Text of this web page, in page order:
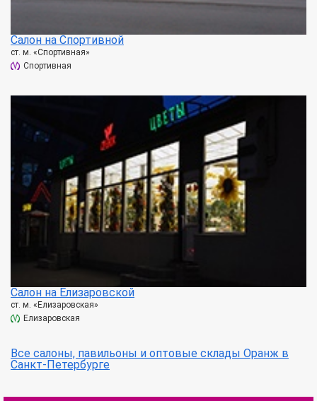
Салон на Спортивной
ст. м. «Спортивная»
Спортивная
Салон на Елизаровской
ст. м. «Елизаровская»
Елизаровская
Все салоны, павильоны и оптовые склады Оранж в
Санкт-Петербурге